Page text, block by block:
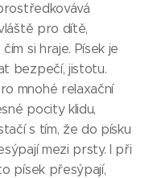
pro dítě,
si hraje. Písek je
bezpečí, jistotu.
mnohé relaxační
pocity klidu,
s tím, že do písku
mezi prsty. I při
písek přesýpají,